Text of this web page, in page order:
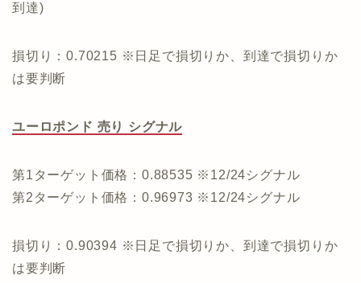
到達)
損切り：0.70215 ※日足で損切りか、到達で損切りか
は要判断
ユーロポンド 売り シグナル
第1ターゲット価格：0.88535 ※12/24シグナル
第2ターゲット価格：0.96973 ※12/24シグナル
損切り：0.90394 ※日足で損切りか、到達で損切りか
は要判断